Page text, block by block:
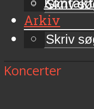
Arkiv
Koncerter